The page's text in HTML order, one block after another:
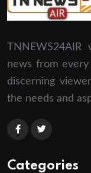
news from
discerning
the needs and
Categories